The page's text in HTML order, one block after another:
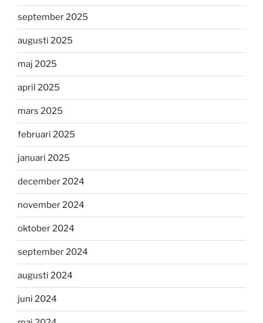
september 2025
augusti 2025
maj 2025
april 2025
mars 2025
februari 2025
januari 2025
december 2024
november 2024
oktober 2024
september 2024
augusti 2024
juni 2024